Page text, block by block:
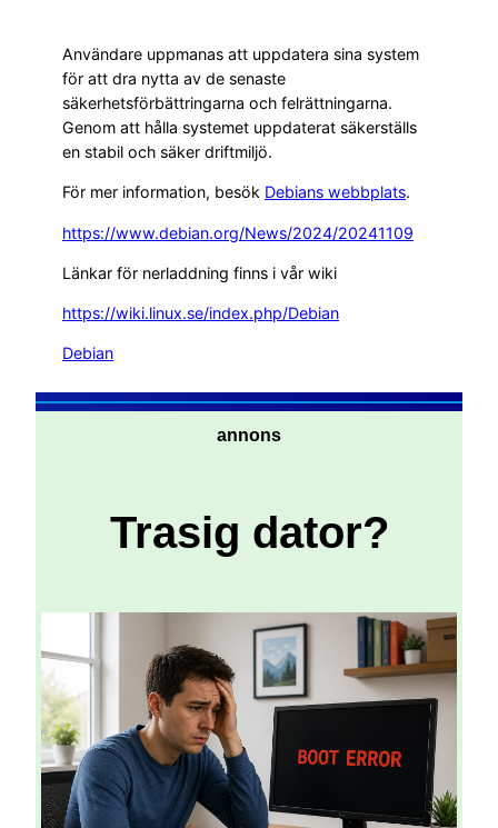
Användare uppmanas att uppdatera sina system
för att dra nytta av de senaste
säkerhetsförbättringarna och felrättningarna.
Genom att hålla systemet uppdaterat säkerställs
en stabil och säker driftmiljö.
För mer information, besök Debians webbplats.
https://www.debian.org/News/2024/20241109
Länkar för nerladdning finns i vår wiki
https://wiki.linux.se/index.php/Debian
Debian
annons
Trasig dator?